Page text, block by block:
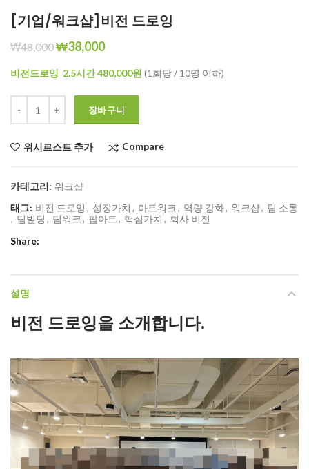
[기업/워크샵]비전 드로잉
₩48,000₩38,000
비전드로잉 2.5시간 480,000원 (1회당 / 10명 이하)
장바구니
위시르스트 추가 Compare
카테고리: 워크샵
태그: 비전 드로잉 , 성장가치 , 아트워크 , 역량 강화, 워크샵, 팀 소통
, 팀빌딩 , 팀워크 , 팝아트 , 핵심가치 , 회사 비전
Share
설명
비전 드로잉을 소개합니다.